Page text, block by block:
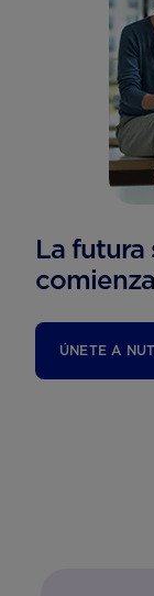
La
ÚNETE A